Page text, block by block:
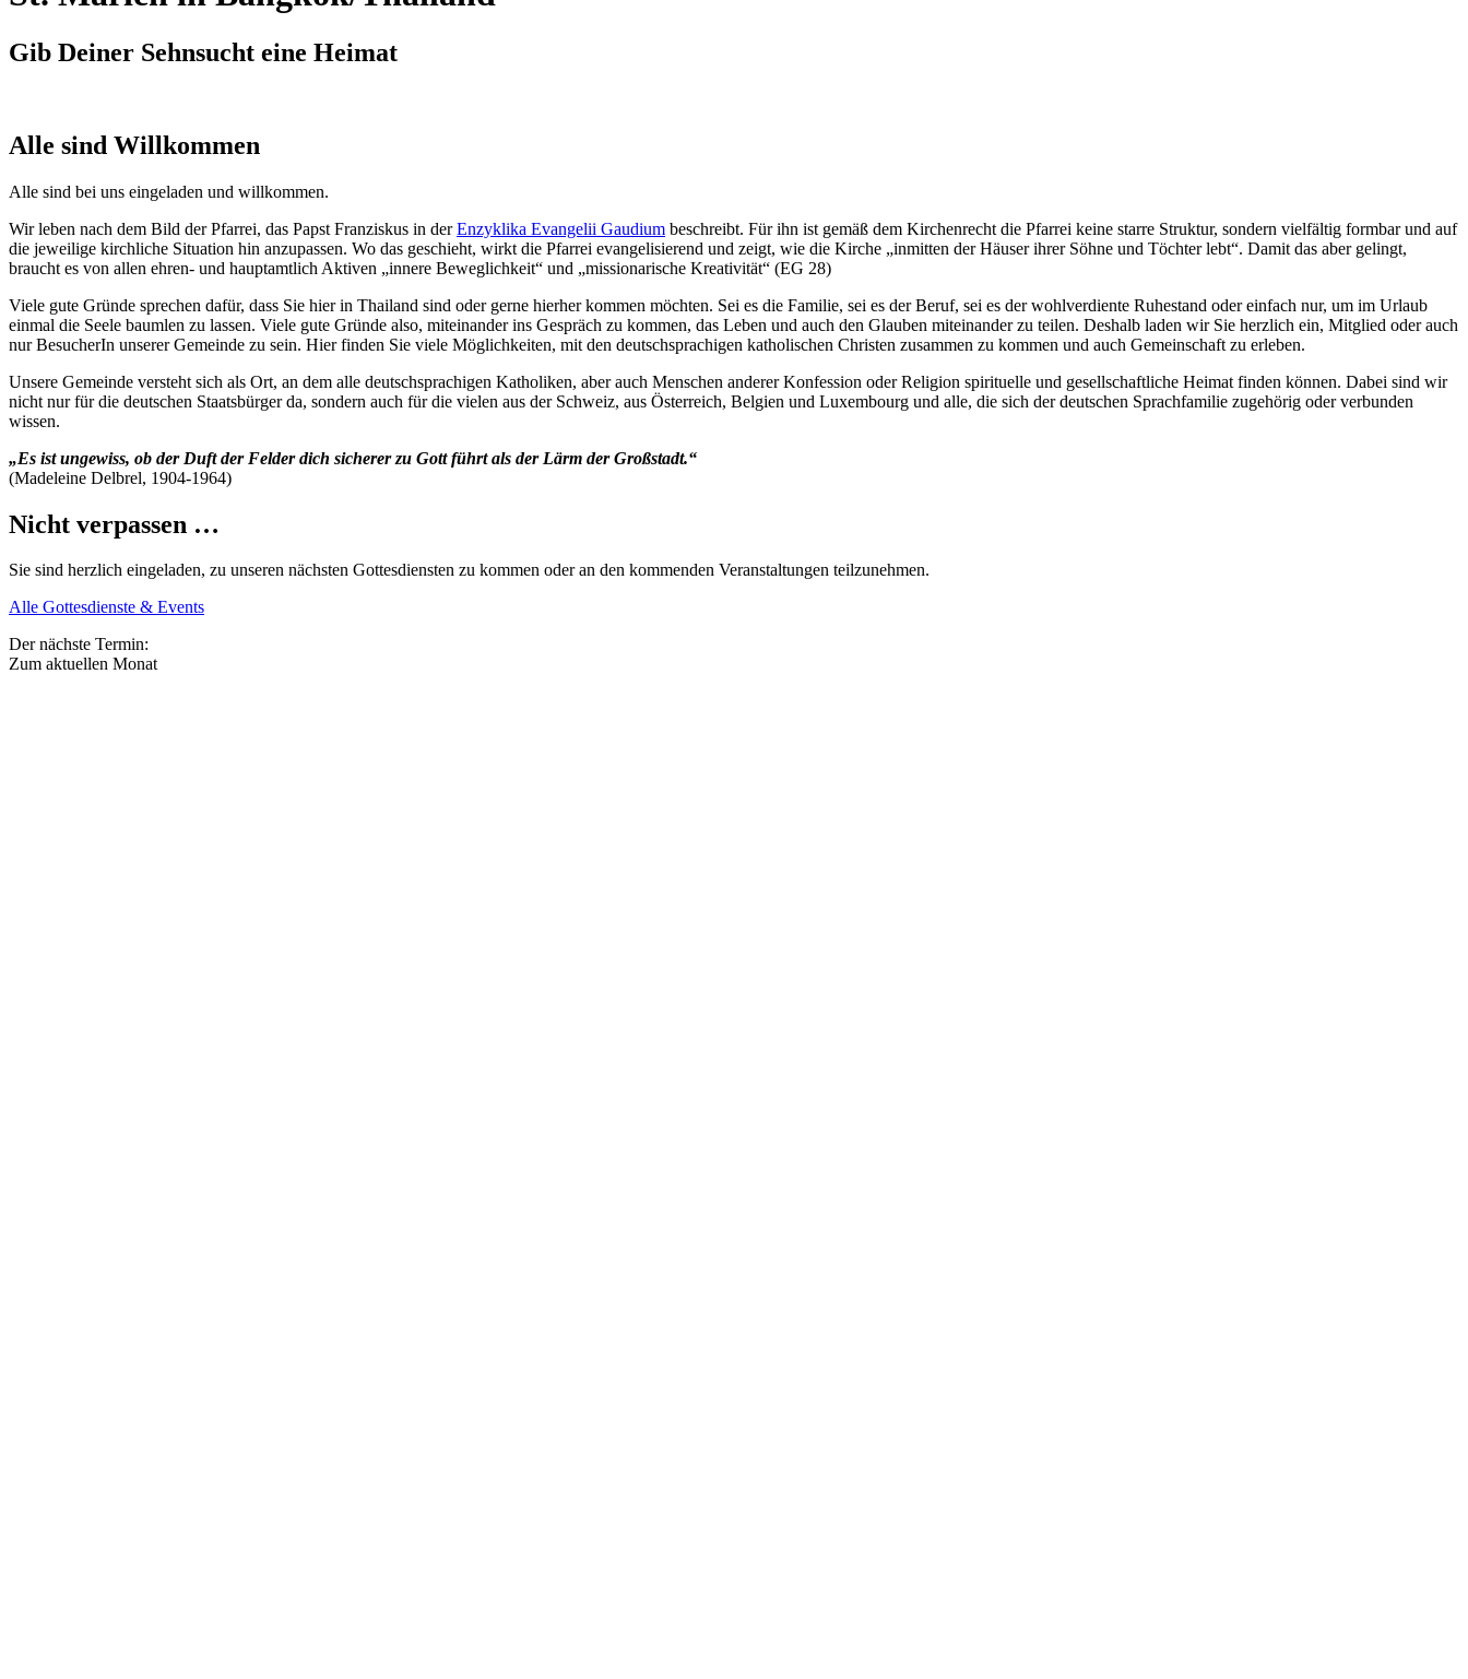
Gib Deiner Sehnsucht eine Heimat
Alle sind Willkommen
Alle sind bei uns eingeladen und willkommen.
Wir leben nach dem Bild der Pfarrei, das Papst Franziskus in derEnzyklika Evangelii Gaudium beschreibt. Für ihn ist gemäß dem Kirchenrecht die Pfarrei keine starre Struktur, sondern vielfältig formbar und auf
die jeweilige kirchliche Situation hin anzupassen. Wo das geschieht, wirkt die Pfarrei evangelisierend und zeigt, wie die Kirche „inmitten der Häuser ihrer Söhne und Töchter lebt“. Damit das aber gelingt,
braucht es von allen ehren- und hauptamtlich Aktiven „innere Beweglichkeit“ und „missionarische Kreativität“ (EG 28)
Viele gute Gründe sprechen dafür, dass Sie hier in Thailand sind oder gerne hierher kommen möchten. Sei es die Familie, sei es der Beruf, sei es der wohlverdiente Ruhestand oder einfach nur, um im Urlaub
einmal die Seele baumlen zu lassen. Viele gute Gründe also, miteinander ins Gespräch zu kommen, das Leben und auch den Glauben miteinander zu teilen. Deshalb laden wir Sie herzlich ein, Mitglied oder auch
nur BesucherIn unserer Gemeinde zu sein. Hier finden Sie viele Möglichkeiten, mit den deutschsprachigen katholischen Christen zusammen zu kommen und auch Gemeinschaft zu erleben.
Unsere Gemeinde versteht sich als Ort, an dem alle deutschsprachigen Katholiken, aber auch Menschen anderer Konfession oder Religion spirituelle und gesellschaftliche Heimat finden können. Dabei sind wir
nicht nur für die deutschen Staatsbürger da, sondern auch für die vielen aus der Schweiz, aus Österreich, Belgien und Luxembourg und alle, die sich der deutschen Sprachfamilie zugehörig oder verbunden
wissen.
„Es ist ungewiss, ob der Duft der Felder dich sicherer zu Gott führt als der Lärm der Großstadt.“
(Madeleine Delbrel, 1904-1964)
Nicht verpassen …
Sie sind herzlich eingeladen, zu unseren nächsten Gottesdiensten zu kommen oder an den kommenden Veranstaltungen teilzunehmen.
Alle Gottesdienste & Events
Der nächste Termin:
Zum aktuellen Monat